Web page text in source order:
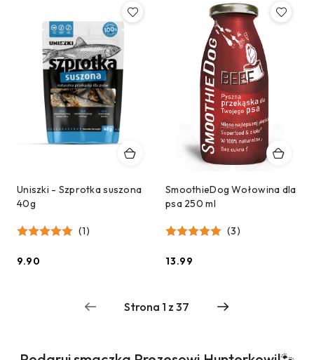
Uniszki - Szprotka suszona
40g
(1)
Cena:
9.90
SmoothieDog Wołowina dla
psa 250 ml
(3)
Cena:
13.99